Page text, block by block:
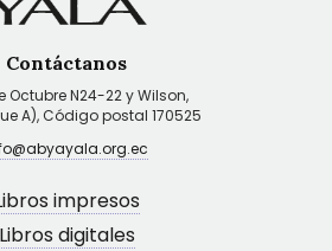
Contáctanos
Octubre N24-22 y Wilson,
A), Código postal 170525
impresos
Libros digitales